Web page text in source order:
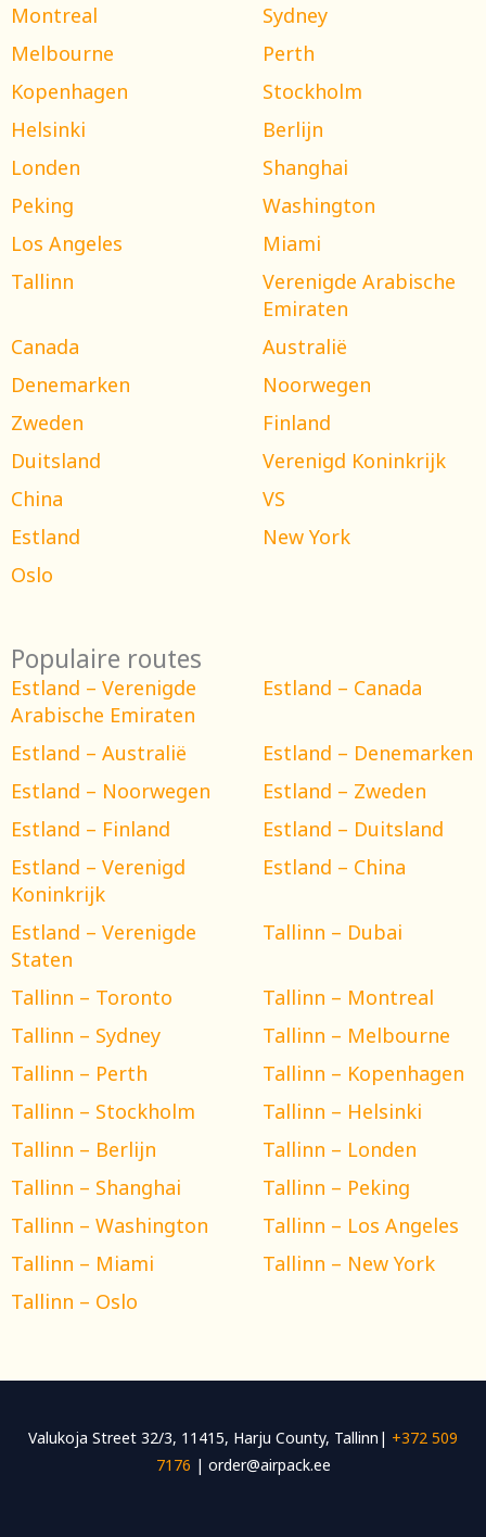
Montreal
Sydney
Melbourne
Perth
Kopenhagen
Stockholm
Helsinki
Berlijn
Londen
Shanghai
Peking
Washington
Los Angeles
Miami
Tallinn
Verenigde Arabische
Emiraten
Canada
Australië
Denemarken
Noorwegen
Zweden
Finland
Duitsland
Verenigd Koninkrijk
China
VS
Estland
New York
Oslo
Populaire routes
Estland – Verenigde
Arabische Emiraten
Estland – Canada
Estland – Australië
Estland – Denemarken
Estland – Noorwegen
Estland – Zweden
Estland – Finland
Estland – Duitsland
Estland – Verenigd
Koninkrijk
Estland – China
Estland – Verenigde
Staten
Tallinn – Dubai
Tallinn – Toronto
Tallinn – Montreal
Tallinn – Sydney
Tallinn – Melbourne
Tallinn – Perth
Tallinn – Kopenhagen
Tallinn – Stockholm
Tallinn – Helsinki
Tallinn – Berlijn
Tallinn – Londen
Tallinn – Shanghai
Tallinn – Peking
Tallinn – Washington
Tallinn – Los Angeles
Tallinn – Miami
Tallinn – New York
Tallinn – Oslo
Valukoja Street 32/3, 11415, Harju County, Tallinn| +372 509
7176 | order@airpack.ee